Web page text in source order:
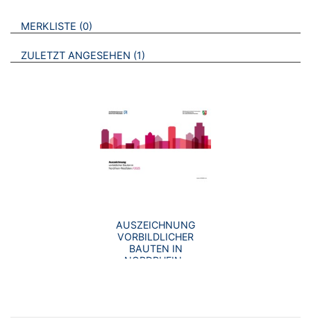
VERWEISE AUF VERMERKTE- ODER ZULETZT ANGESEHENE
MERKLISTE 0 BROSCHÜREN
ZULETZT ANGESEHEN 1 BROSCHÜREN
AUSZEICHNUNG
VORBILDLICHER
BAUTEN IN
NORDRHEIN-